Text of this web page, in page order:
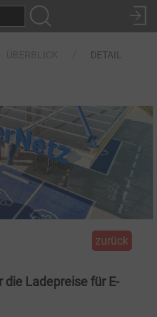
DETAIL
zurück
die Ladepreise für E-